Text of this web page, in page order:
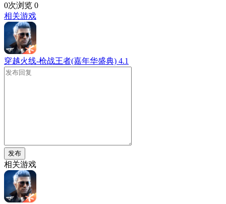
0次浏览 0
相关游戏
穿越火线-枪战王者(嘉年华盛典) 4.1
发布
相关游戏